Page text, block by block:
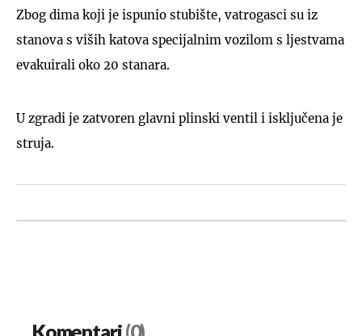
Zbog dima koji je ispunio stubište, vatrogasci su iz
stanova s viših katova specijalnim vozilom s ljestvama
evakuirali oko 20 stanara.
U zgradi je zatvoren glavni plinski ventil i isključena je
struja.